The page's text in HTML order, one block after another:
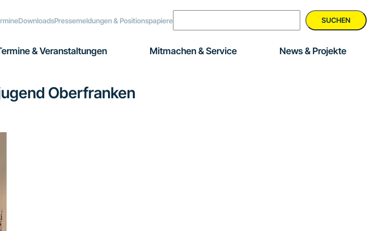
DownloadsPressemeldungen & Positionspapiere SUCHEN
& Veranstaltungen Mitmachen & Service News & Projekte
Oberfranken